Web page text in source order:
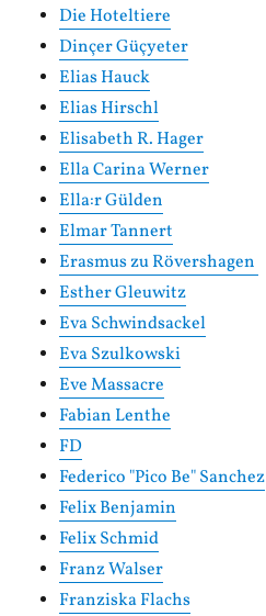
Die Hoteltiere
Dinçer Güçyeter
Elias Hauck
Elias Hirschl
Elisabeth R. Hager
Ella Carina Werner
Ella:r Gülden
Elmar Tannert
Erasmus zu Rövershagen
Esther Gleuwitz
Eva Schwindsackel
Eva Szulkowski
Eve Massacre
Fabian Lenthe
FD
Federico "Pico Be" Sanchez
Felix Benjamin
Felix Schmid
Franz Walser
Franziska Flachs